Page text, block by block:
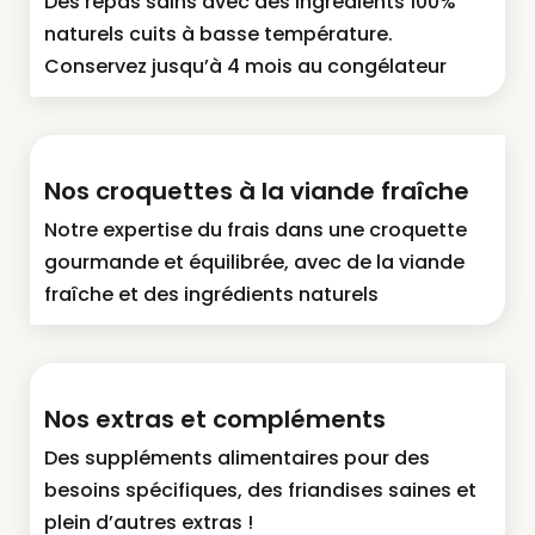
naturels cuits à basse température.
Conservez jusqu’à 4 mois au congélateur
Nos croquettes à la viande fraîche
Notre expertise du frais dans une croquette
gourmande et équilibrée, avec de la viande
fraîche et des ingrédients naturels
Nos extras et compléments
Des suppléments alimentaires pour des
besoins spécifiques, des friandises saines et
plein d’autres extras !